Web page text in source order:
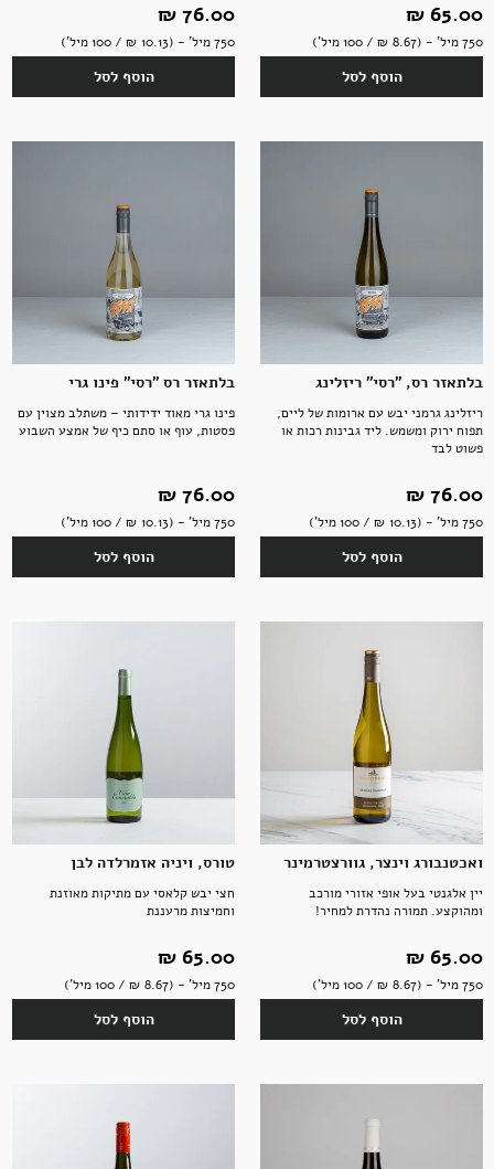
65.00 ‏₪
750 מיל' - (8.67 ‏₪ / 100 מיל')
הוסף לסל
76.00 ‏₪
750 מיל' - (10.13 ‏₪ / 100 מיל')
הוסף לסל
בלתאזר רס, "רסי" ריזלינג
ריזלינג גרמני יבש עם ארומות של ליים,
תפוח ירוק ומשמש. ליד גבינות רכות או
פשוט לבד
76.00 ‏₪
750 מיל' - (10.13 ‏₪ / 100 מיל')
הוסף לסל
בלתאזר רס "רסי" פינו גרי
פינו גרי מאוד ידידותי – משתלב מצוין עם
פסטות, עוף או סתם כיף של אמצע השבוע
76.00 ‏₪
750 מיל' - (10.13 ‏₪ / 100 מיל')
הוסף לסל
ואכטנבורג וינצר, גוורצטרמינר
יין אלגנטי בעל אופי אזורי מורכב
ומהוקצע. תמורה נהדרת למחיר!
65.00 ‏₪
750 מיל' - (8.67 ‏₪ / 100 מיל')
הוסף לסל
טורס, ויניה אזמרלדה לבן
חצי יבש קלאסי עם מתיקות מאוזנת
וחמיצות מרעננת
65.00 ‏₪
750 מיל' - (8.67 ‏₪ / 100 מיל')
הוסף לסל